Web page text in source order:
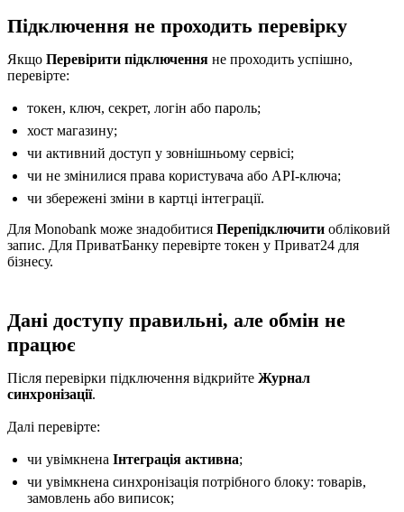
Підключення не проходить перевірку
Якщо Перевірити підключення не проходить успішно,
перевірте:
токен, ключ, секрет, логін або пароль;
хост магазину;
чи активний доступ у зовнішньому сервісі;
чи не змінилися права користувача або API-ключа;
чи збережені зміни в картці інтеграції.
Для Monobank може знадобитися Перепідключити обліковий
запис. Для ПриватБанку перевірте токен у Приват24 для
бізнесу.
Дані доступу правильні, але обмін не
працює
Після перевірки підключення відкрийте Журнал
синхронізації.
Далі перевірте:
чи увімкнена Інтеграція активна;
чи увімкнена синхронізація потрібного блоку: товарів,
замовлень або виписок;